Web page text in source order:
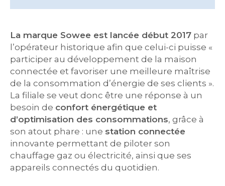
La marque Sowee est lancée début 2017 par
l’opérateur historique afin que celui-ci puisse «
participer au développement de la maison
connectée et favoriser une meilleure maîtrise
de la consommation d’énergie de ses clients ».
La filiale se veut donc être une réponse à un
besoin de confort énergétique et
d’optimisation des consommations, grâce à
son atout phare : une station connectée
innovante permettant de piloter son
chauffage gaz ou électricité, ainsi que ses
appareils connectés du quotidien.